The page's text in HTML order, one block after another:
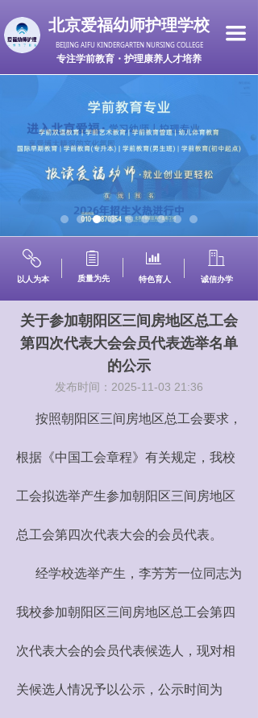
北京爱福幼师护理学校
BEIJING AIFU KINDERGARTEN NURSING COLLEGE
专注学前教育・护理康养人才培养
끀
关于参加朝阳区三间房地区总工会
第四次代表大会会员代表选举名单
的公示
按照朝阳区三间房地区总工会要求，
根据《中国工会章程》有关规定，我校
工会拟选举产生参加朝阳区三间房地区
总工会第四次代表大会的会员代表。
经学校选举产生，李芳芳一位同志为
我校参加朝阳区三间房地区总工会第四
次代表大会的会员代表候选人，现对相
关候选人情况予以公示，公示时间为
以人为本
ꁓ
质量为先
ꁩ
特色育人
ꀄ
诚信办学
ꀶ
发布时间： 2025-11-03 21:36